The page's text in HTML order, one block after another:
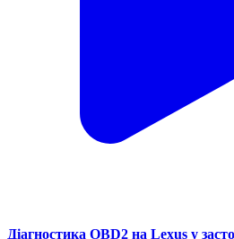
Діагностика OBD2 на Lexus у